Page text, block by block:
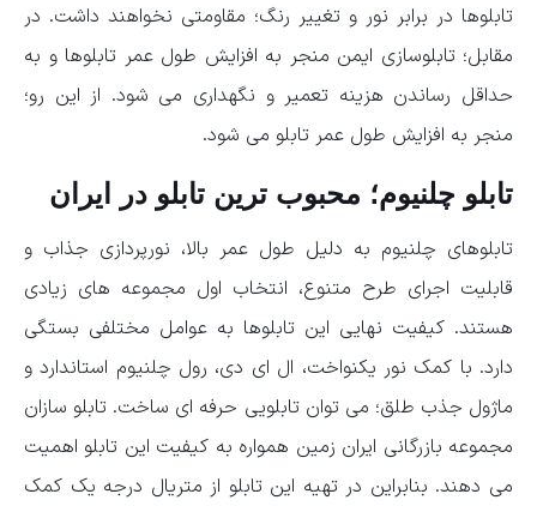
تابلوها در برابر نور و تغییر رنگ؛ مقاومتی نخواهند داشت. در
مقابل؛ تابلوسازی ایمن منجر به افزایش طول عمر تابلوها و به
حداقل رساندن هزینه تعمیر و نگهداری می شود. از این رو؛
منجر به افزایش طول عمر تابلو می شود.
تابلو چلنیوم؛ محبوب ترین تابلو در ایران
تابلوهای چلنیوم به دلیل طول عمر بالا، نورپردازی جذاب و
قابلیت اجرای طرح متنوع، انتخاب اول مجموعه های زیادی
هستند. کیفیت نهایی این تابلوها به عوامل مختلفی بستگی
دارد. با کمک نور یکنواخت، ال ای دی، رول چلنیوم استاندارد و
ماژول جذب طلق؛ می توان تابلویی حرفه ای ساخت. تابلو سازان
مجموعه بازرگانی ایران زمین همواره به کیفیت این تابلو اهمیت
می دهند. بنابراین در تهیه این تابلو از متریال درجه یک کمک